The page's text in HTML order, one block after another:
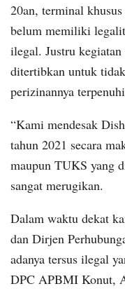
20an, terminal
belum memiliki
ilegal. Justru
ditertibkan untuk
perizinannya
“Kami mendesak
tahun 2021 secara
maupun TUKS yang
sangat merugikan.
Dalam waktu dekat
dan Dirjen
adanya tersus ilegal
DPC APBMI Konut,